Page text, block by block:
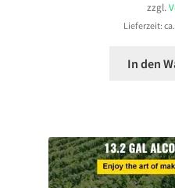
zzgl.
Lieferzeit:
In den